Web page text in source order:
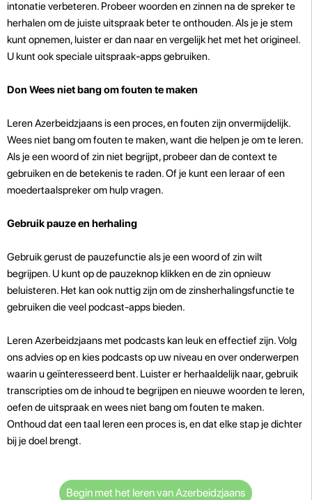
intonatie verbeteren. Probeer woorden en zinnen na de spreker te
herhalen om de juiste uitspraak beter te onthouden. Als je je stem
kunt opnemen, luister er dan naar en vergelijk het met het origineel.
U kunt ook speciale uitspraak-apps gebruiken.
Don Wees niet bang om fouten te maken
Leren Azerbeidzjaans is een proces, en fouten zijn onvermijdelijk.
Wees niet bang om fouten te maken, want die helpen je om te leren.
Als je een woord of zin niet begrijpt, probeer dan de context te
gebruiken en de betekenis te raden. Of je kunt een leraar of een
moedertaalspreker om hulp vragen.
Gebruik pauze en herhaling
Gebruik gerust de pauzefunctie als je een woord of zin wilt
begrijpen. U kunt op de pauzeknop klikken en de zin opnieuw
beluisteren. Het kan ook nuttig zijn om de zinsherhalingsfunctie te
gebruiken die veel podcast-apps bieden.
Leren Azerbeidzjaans met podcasts kan leuk en effectief zijn. Volg
ons advies op en kies podcasts op uw niveau en over onderwerpen
waarin u geïnteresseerd bent. Luister er herhaaldelijk naar, gebruik
transcripties om de inhoud te begrijpen en nieuwe woorden te leren,
oefen de uitspraak en wees niet bang om fouten te maken.
Onthoud dat een taal leren een proces is, en dat elke stap je dichter
bij je doel brengt.
Begin met het leren van Azerbeidzjaans